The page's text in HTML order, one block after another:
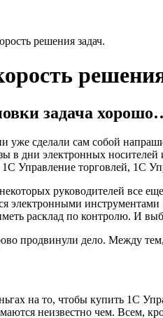
решения задач.
задача
сделали сам собой
в дни электронных
Управление торговлей, 1С
руководителей все
электронными
расклад по контролю. И
продвинули дело. Между
на то, чтобы купить 1С
неизвестно чем. Всем,